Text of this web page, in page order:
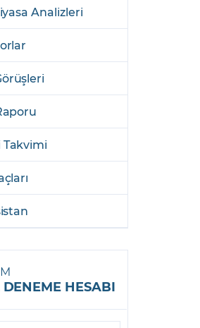
Videoları
Analizleri
DENEME HESABI